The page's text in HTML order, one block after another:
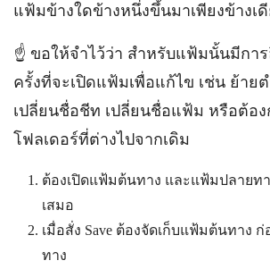
แฟ้มข้างใดข้างหนึ่งขึ้นมาเพียงข้างเ
☝️ ขอให้จำไว้ว่า สำหรับแฟ้มนั้นมีกา
ครั้งที่จะเปิดแฟ้มเพื่อแก้ไข เช่น ย้าย
เปลี่ยนชื่อชีท เปลี่ยนชื่อแฟ้ม หรือต้อง
โฟลเดอร์ที่ต่างไปจากเดิม
ต้องเปิดแฟ้มต้นทาง และแฟ้มปลาย
เสมอ
เมื่อสั่ง Save ต้องจัดเก็บแฟ้มต้นทาง
ทาง